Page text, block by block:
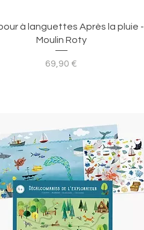
Aperçu rapide
à languettes Après la pluie -
Moulin Roty
Prix
69,90 €